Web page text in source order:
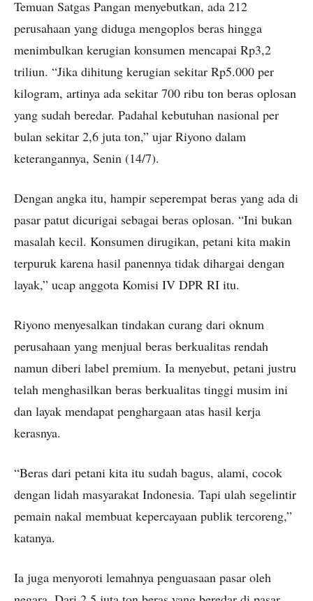
Temuan Satgas Pangan menyebutkan, ada 212
perusahaan yang diduga mengoplos beras hingga
menimbulkan kerugian konsumen mencapai Rp3,2
triliun. “Jika dihitung kerugian sekitar Rp5.000 per
kilogram, artinya ada sekitar 700 ribu ton beras oplosan
yang sudah beredar. Padahal kebutuhan nasional per
bulan sekitar 2,6 juta ton,” ujar Riyono dalam
keterangannya, Senin (14/7).
Dengan angka itu, hampir seperempat beras yang ada di
pasar patut dicurigai sebagai beras oplosan. “Ini bukan
masalah kecil. Konsumen dirugikan, petani kita makin
terpuruk karena hasil panennya tidak dihargai dengan
layak,” ucap anggota Komisi IV DPR RI itu.
Riyono menyesalkan tindakan curang dari oknum
perusahaan yang menjual beras berkualitas rendah
namun diberi label premium. Ia menyebut, petani justru
telah menghasilkan beras berkualitas tinggi musim ini
dan layak mendapat penghargaan atas hasil kerja
kerasnya.
“Beras dari petani kita itu sudah bagus, alami, cocok
dengan lidah masyarakat Indonesia. Tapi ulah segelintir
pemain nakal membuat kepercayaan publik tercoreng,”
katanya.
Ia juga menyoroti lemahnya penguasaan pasar oleh